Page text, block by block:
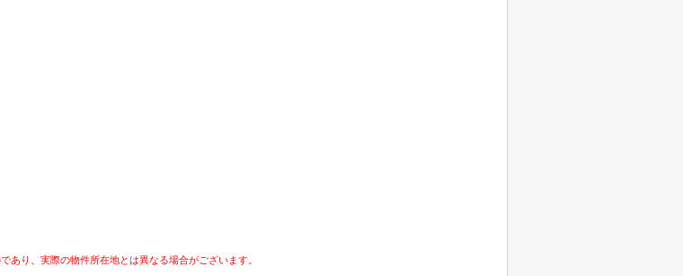
り、実際の物件所在地とは異なる場合がございます。